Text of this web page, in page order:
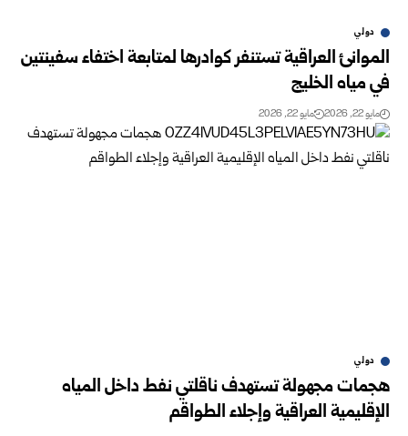
دولي
الموانئ العراقية تستنفر كوادرها لمتابعة اختفاء سفينتين
في مياه الخليج
مايو 22, 2026 مايو 22, 2026
دولي
هجمات مجهولة تستهدف ناقلتي نفط داخل المياه
الإقليمية العراقية وإجلاء الطواقم